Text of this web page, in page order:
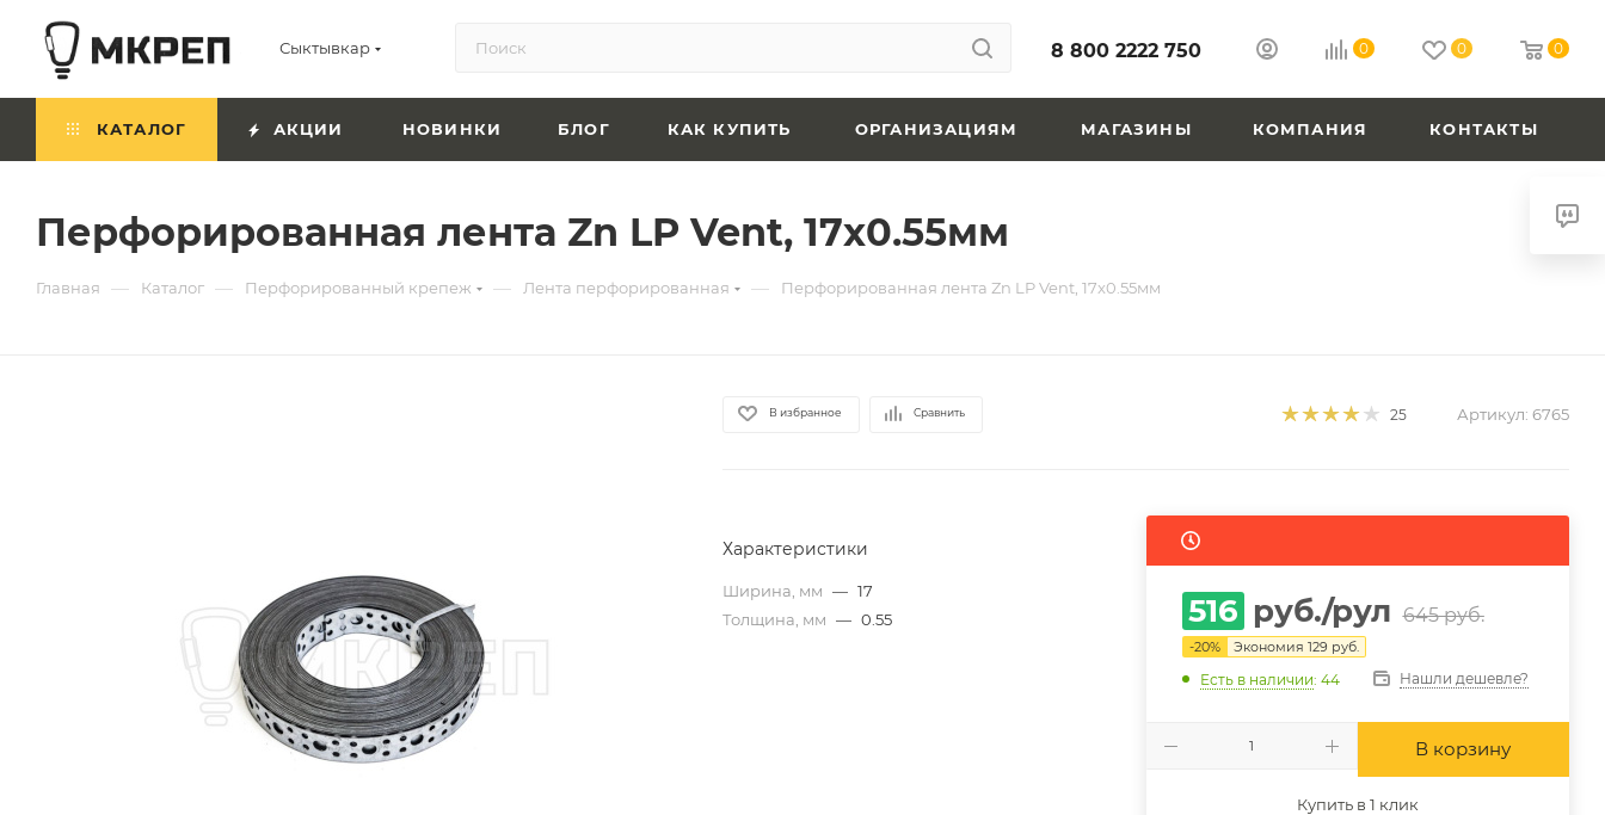
Сыктывкар 8 800 2222 750 0 0 0
КАТАЛОГ АКЦИИ НОВИНКИ БЛОГ КАК КУПИТЬ ОРГАНИЗАЦИЯМ МАГАЗИНЫ КОМПАНИЯ КОНТАКТЫ
Перфорированная лента Zn LP Vent, 17x0.55мм
Главная — Каталог — Перфорированный крепеж — Лента перфорированная — Перфорированная лента Zn LP Vent, 17x0.55мм
В избранное Сравнить 25 Артикул: 6765
Характеристики
Ширина, мм — 17
Толщина, мм — 0.55 516 руб./рул 645руб.
-20% Экономия 129 руб.
Есть в наличии: 44 Нашли дешевле?
В корзину
Купить в 1 клик